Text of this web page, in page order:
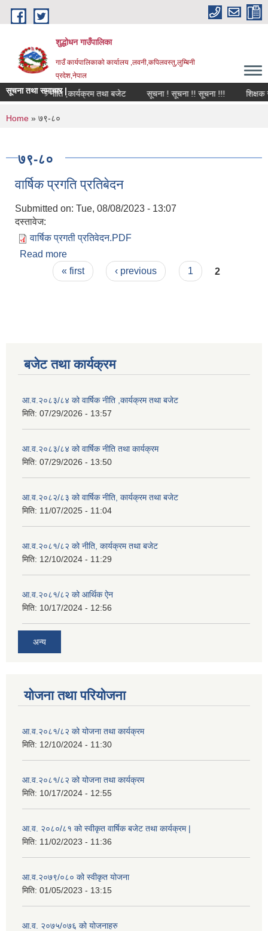
Skip to main content
शुद्धोधन गाउँपालिका
गाउँ कार्यपालिकाको कार्यालय ,लवनी,कपिलवस्तु,लुम्बिनी
प्रदेश,नेपाल
सूचना तथा समाचार |
को वार्षिक नीति ,कार्यक्रम तथा बजेट सूचना ! सूचना !! सूचना !!! शिक्षक
You are here
Home » ७९-८०
७९-८०
वार्षिक प्रगति प्रतिबेदन
Submitted on: Tue, 08/08/2023 - 13:07
दस्तावेज:
वार्षिक प्रगती प्रतिवेदन.PDF
Read more
Pages« first ‹ previous 1 2
बजेट तथा कार्यक्रम
आ.व.२०८३/८४ को वार्षिक नीति ,कार्यक्रम तथा बजेट
मिति: 07/29/2026 - 13:57
आ.व.२०८३/८४ को वार्षिक नीति तथा कार्यक्रम
मिति: 07/29/2026 - 13:50
आ.व.२०८२/८३ को वार्षिक नीति, कार्यक्रम तथा बजेट
मिति: 11/07/2025 - 11:04
आ.व.२०८१/८२ को नीति, कार्यक्रम तथा बजेट
मिति: 12/10/2024 - 11:29
आ.व.२०८१/८२ को आर्थिक ऐन
मिति: 10/17/2024 - 12:56
अन्य
योजना तथा परियोजना
आ.व.२०८१/८२ को योजना तथा कार्यक्रम
मिति: 12/10/2024 - 11:30
आ.व.२०८१/८२ को योजना तथा कार्यक्रम
मिति: 10/17/2024 - 12:55
आ.व. २०८०/८१ को स्वीकृत वार्षिक बजेट तथा कार्यक्रम |
मिति: 11/02/2023 - 11:36
आ.व.२०७९/०८० को स्वीकृत योजना
मिति: 01/05/2023 - 13:15
आ.व. २०७५/०७६ को योजनाहरु